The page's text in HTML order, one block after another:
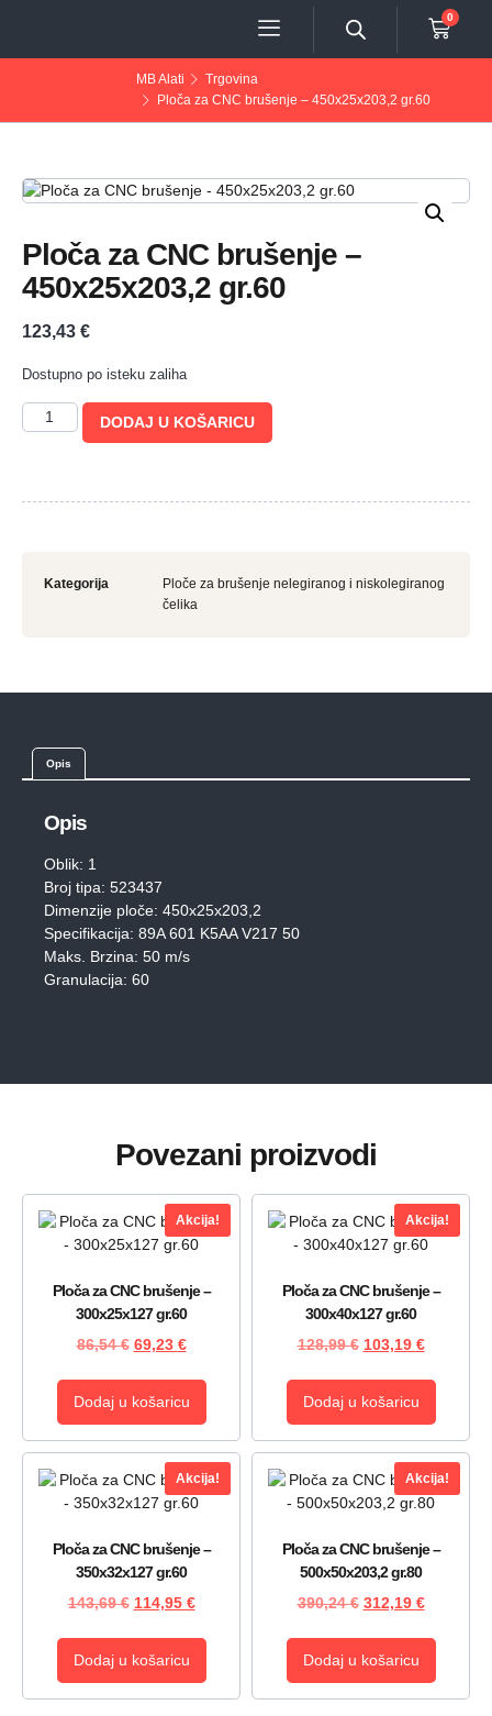
0
MB Alati
Trgovina
Ploča za CNC brušenje – 450x25x203,2 gr.60
Ploča za CNC brušenje –
450x25x203,2 gr.60
123,43 €
Dostupno po isteku zaliha
DODAJ U KOŠARICU
Kategorija
Ploče za brušenje nelegiranog i niskolegiranog
čelika
Opis
Opis
Oblik: 1
Broj tipa: 523437
Dimenzije ploče: 450x25x203,2
Specifikacija: 89A 601 K5AA V217 50
Maks. Brzina: 50 m/s
Granulacija: 60
Povezani proizvodi
Akcija!
Ploča za CNC brušenje –
300x25x127 gr.60
86,54€ 69,23 €
Dodaj u košaricu
Akcija!
Ploča za CNC brušenje –
300x40x127 gr.60
128,99€ 103,19 €
Dodaj u košaricu
Akcija!
Ploča za CNC brušenje –
350x32x127 gr.60
143,69€ 114,95 €
Dodaj u košaricu
Akcija!
Ploča za CNC brušenje –
500x50x203,2 gr.80
390,24€ 312,19 €
Dodaj u košaricu